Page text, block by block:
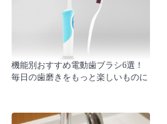
機能別おすすめ電動歯ブラシ6選！
毎日の歯磨きをもっと楽しいものに